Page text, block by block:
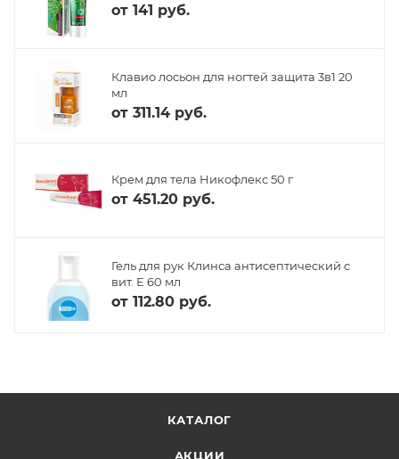
от 141 руб.
Клавио лосьон для ногтей защита 3в1 20
мл
от 311.14 руб.
Крем для тела Никофлекс 50 г
от 451.20 руб.
Гель для рук Клинса антисептический с
вит. Е 60 мл
от 112.80 руб.
КАТАЛОГ
АКЦИИ